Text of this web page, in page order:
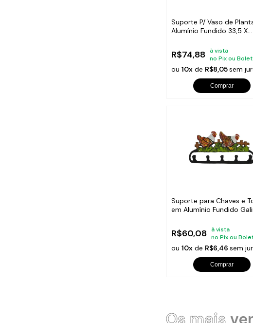
Suporte P/ Vaso de
Alumínio Fundido 33,5 X
R$74,88
à vista
no Pix ou
ou10x de R$8,05sem
Comprar
Suporte para Chaves e
em Alumínio Fundido
R$60,08
à vista
no Pix ou
ou10x de R$6,46sem
Comprar